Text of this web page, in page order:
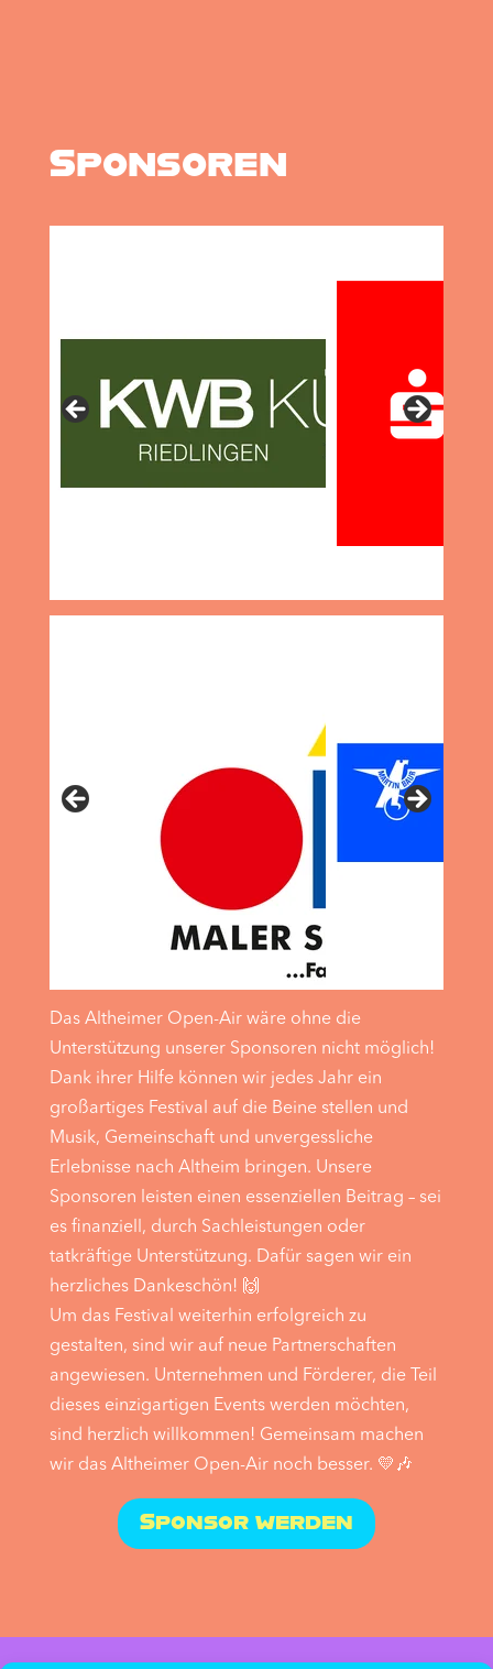
Sponsoren
Das Altheimer Open-Air wäre ohne die
Unterstützung unserer Sponsoren nicht möglich!
Dank ihrer Hilfe können wir jedes Jahr ein
großartiges Festival auf die Beine stellen und
Musik, Gemeinschaft und unvergessliche
Erlebnisse nach Altheim bringen. Unsere
Sponsoren leisten einen essenziellen Beitrag – sei
es finanziell, durch Sachleistungen oder
tatkräftige Unterstützung. Dafür sagen wir ein
herzliches Dankeschön! 🙌
Um das Festival weiterhin erfolgreich zu
gestalten, sind wir auf neue Partnerschaften
angewiesen. Unternehmen und Förderer, die Teil
dieses einzigartigen Events werden möchten,
sind herzlich willkommen! Gemeinsam machen
wir das Altheimer Open-Air noch besser. 💛🎶
Sponsor werden